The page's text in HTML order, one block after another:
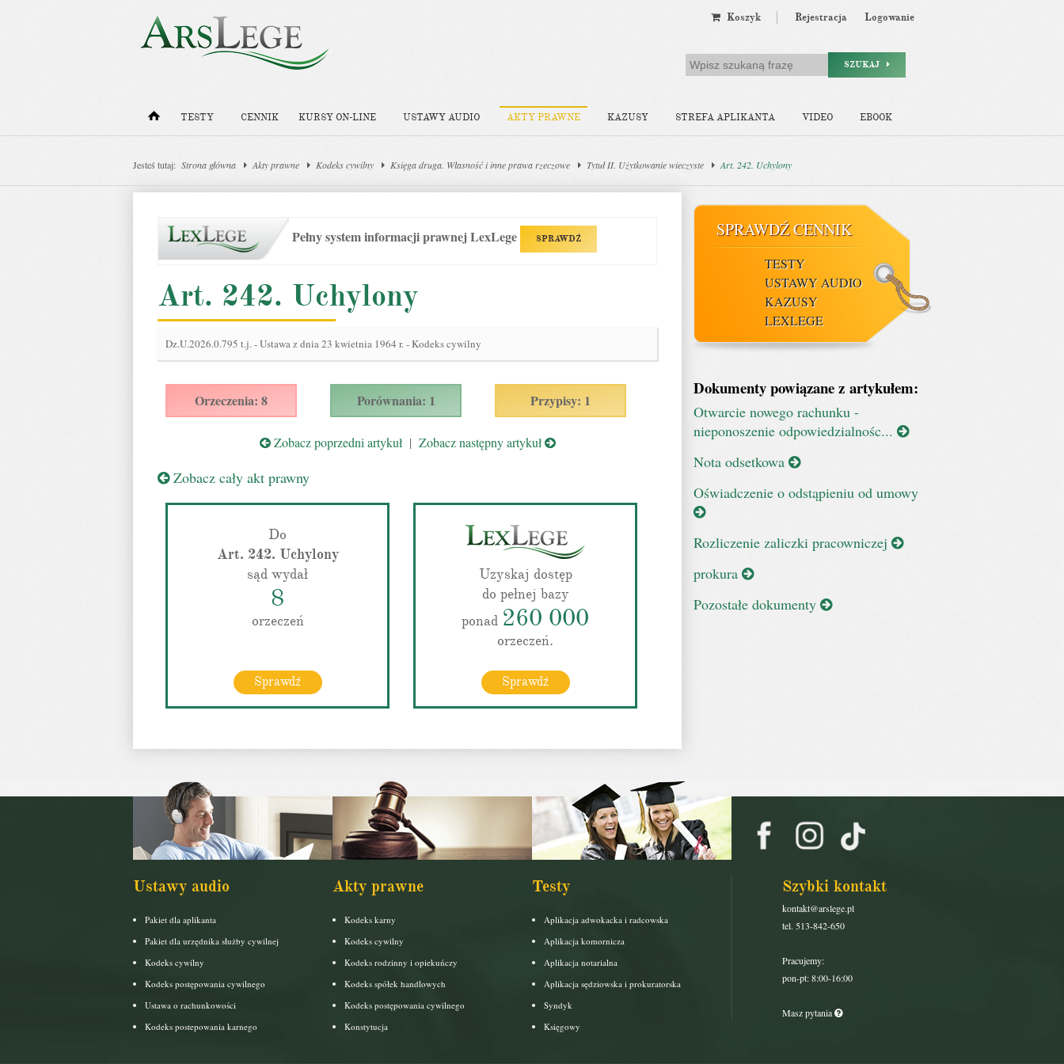
Koszyk Rejestracja Logowanie
SZUKAJ
TESTY CENNIK KURSY ON-LINE USTAWY AUDIO AKTY PRAWNE KAZUSY STREFA APLIKANTA VIDEO EBOOK
Jesteś tutaj: Strona główna Akty prawne Kodeks cywilny Księga druga. Własność i inne prawa rzeczowe Tytuł II. Użytkowanie wieczyste Art. 242. Uchylony
Pełny system informacji prawnej LexLege SPRAWDŹ
Art. 242. Uchylony
Dz.U.2026.0.795 t.j.-Ustawa z dnia 23 kwietnia 1964 r. - Kodeks cywilny
Orzeczenia: 8 Porównania: 1 Przypisy: 1
Zobacz poprzedni artykuł| Zobacz następny artykuł
Zobacz cały akt prawny
Do
Art. 242. Uchylony
sąd wydał
8
orzeczeń
Sprawdź
Uzyskaj dostęp
do pełnej bazy
ponad 260 000
orzeczeń.
Sprawdź
SPRAWDŹ CENNIK
TESTY
USTAWY AUDIO
KAZUSY
LEXLEGE
Dokumenty powiązane z artykułem:
Otwarcie nowego rachunku -
nieponoszenie odpowiedzialnośc...
Nota odsetkowa
Oświadczenie o odstąpieniu od umowy
Rozliczenie zaliczki pracowniczej
prokura
Pozostałe dokumenty
Ustawy audio
Pakiet dla aplikanta
Pakiet dla urzędnika służby cywilnej
Kodeks cywilny
Kodeks postępowania cywilnego
Ustawa o rachunkowości
Kodeks postepowania karnego
Akty prawne
Kodeks karny
Kodeks cywilny
Kodeks rodzinny i opiekuńczy
Kodeks spółek handlowych
Kodeks postępowania cywilnego
Konstytucja
Testy
Aplikacja adwokacka i radcowska
Aplikacja komornicza
Aplikacja notarialna
Aplikacja sędziowska i prokuratorska
Syndyk
Księgowy
Szybki kontakt
kontakt@arslege.pl
tel. 513-842-650
Pracujemy:
pon-pt: 8:00-16:00
Masz pytania